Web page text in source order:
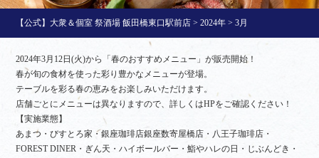
【公式】大衆＆個室 祭酒場 飯田橋東口駅前店 >2024年 >3月
2024年3月12日(火)から「春のおすすめメニュー」が販売開始！
春が旬の食材を使った彩り豊かなメニューが登場。
テーブルを彩る春の恵みをお楽しみいただけます。
店舗ごとにメニューは異なりますので、詳しくはHPをご確認ください！
【実施業態】
あまつ・びすとろ家・銀座珈琲店銀座数寄屋橋店・八王子珈琲店・
FOREST DINER・ぎん天・ハイボールバー・鮨やハレの日・じぶんどき・